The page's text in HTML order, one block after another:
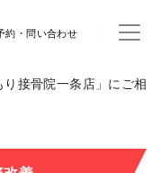
約・問い合わせ
接骨院一条店」にご相